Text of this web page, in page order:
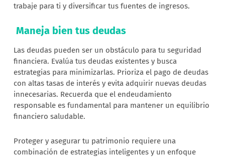
trabaje para ti y diversificar tus fuentes de ingresos.
Maneja bien tus deudas
Las deudas pueden ser un obstáculo para tu seguridad
financiera. Evalúa tus deudas existentes y busca
estrategias para minimizarlas. Prioriza el pago de deudas
con altas tasas de interés y evita adquirir nuevas deudas
innecesarias. Recuerda que el endeudamiento
responsable es fundamental para mantener un equilibrio
financiero saludable.
Proteger y asegurar tu patrimonio requiere una
combinación de estrategias inteligentes y un enfoque